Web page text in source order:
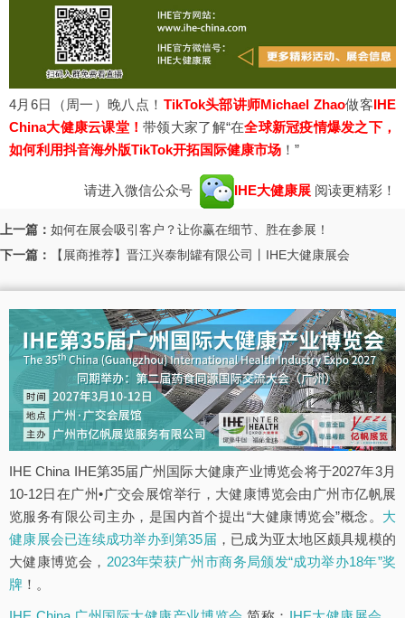
4月6日（周一）晚八点！ TikTok头部讲师Michael Zhao做客IHE
China大健康云课堂！带领大家了解“在全球新冠疫情爆发之下，
如何利用抖音海外版TikTok开拓国际健康市场 ！”
请进入微信公众号 IHE大健康展 阅读更精彩！
上一篇： 如何在展会吸引客户？让你赢在细节、胜在参展！
下一篇：
【展商推荐】晋江兴泰制罐有限公司丨IHE大健康展会
IHE China IHE第35届广州国际大健康产业博览会将于2027年3月
10-12日在广州•广交会展馆举行，大健康博览会由广州市亿帆展
览服务有限公司主办，是国内首个提出“大健康博览会”概念。 大
健康展会已连续成功举办到第35届 ，已成为亚太地区颇具规模的
大健康博览会， 2023年荣获广州市商务局颁发“成功举办18年”奖
牌 ！。